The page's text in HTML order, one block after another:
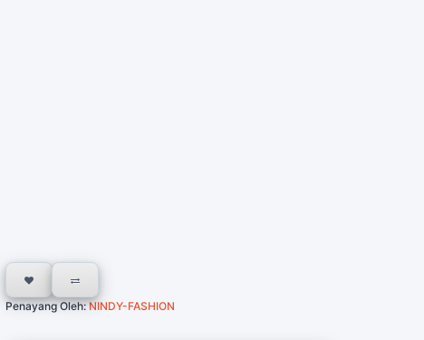
Penayang Oleh:NINDY-FASHION